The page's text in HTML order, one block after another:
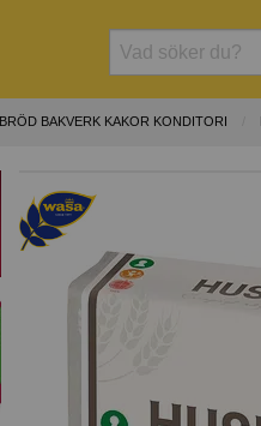
BRÖD BAKVERK KAKOR KONDITORI